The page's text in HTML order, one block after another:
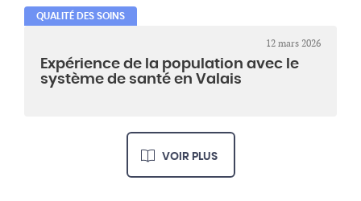
QUALITÉ DES SOINS
12 mars 2026
Expérience de la population avec le
système de santé en Valais
VOIR PLUS